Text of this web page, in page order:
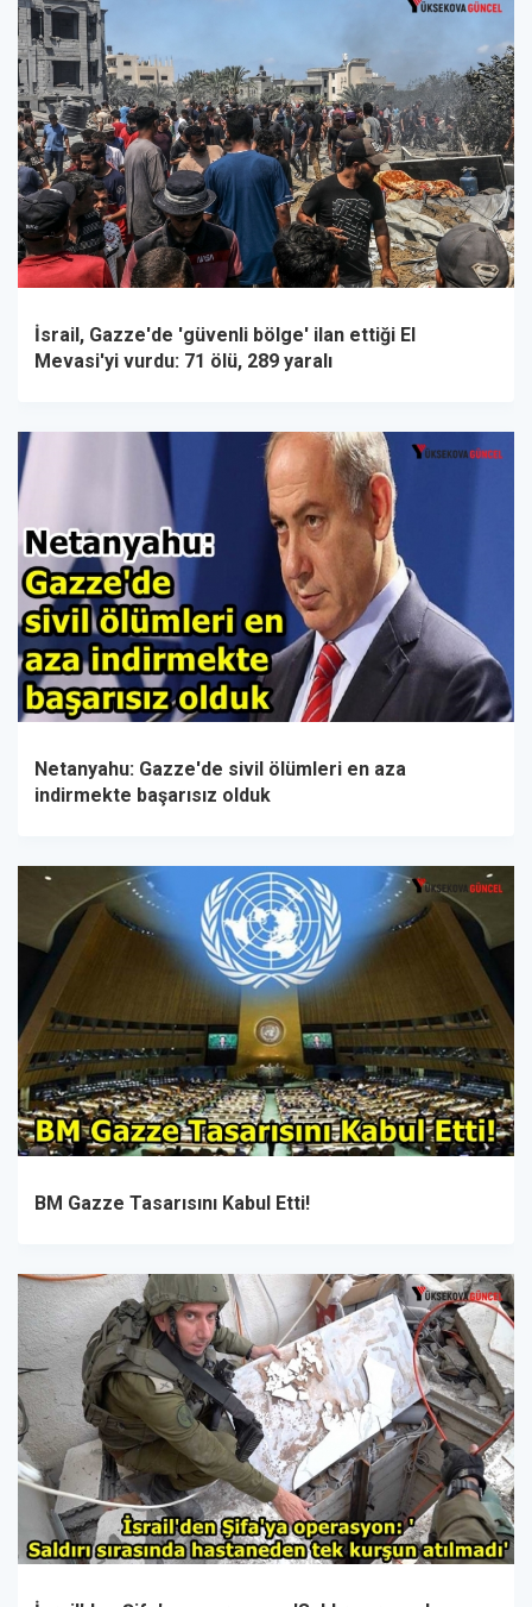
İsrail, Gazze'de 'güvenli bölge' ilan ettiği El
Mevasi'yi vurdu: 71 ölü, 289 yaralı
Netanyahu: Gazze'de sivil ölümleri en aza
indirmekte başarısız olduk
BM Gazze Tasarısını Kabul Etti!